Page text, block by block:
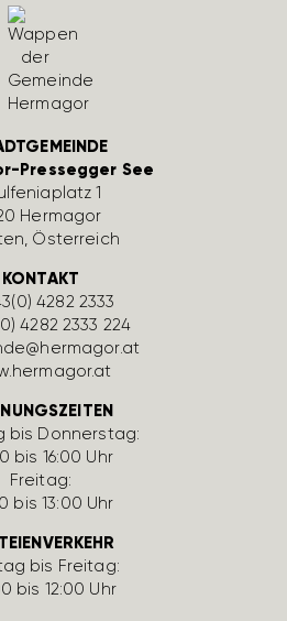
Pressegger See
1
Hermagor
Öster­reich
KONTAKT
4282 2333
4282 2333 224
bis Donnerstag:
bis 16:00 Uhr
Freitag:
bis 13:00 Uhr
bis Freitag:
bis 12:00 Uhr